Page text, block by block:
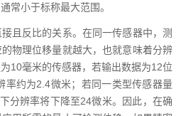
常小于标称最大范围。
且反比的关系。在同一传感器中，测
物理位移量就越大，也就意味着分辨
10毫米的传感器，若输出数据为12位
率约为2.4微米；若同一类型传感器量
分辨率将下降至24微米。因此，在确